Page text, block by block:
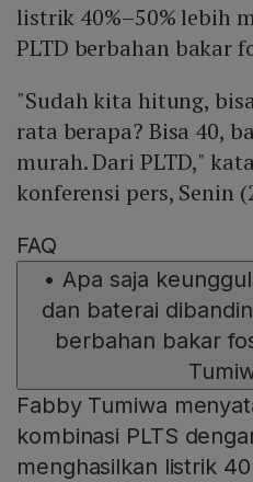
listrik 40%–50% lebih
PLTD berbahan bakar
"Sudah kita hitung,
rata berapa? Bisa 40,
murah. Dari PLTD,"
konferensi pers, Senin
FAQ
• Apa saja
dan baterai
berbahan bakar
Fabby Tumiwa
kombinasi PLTS
menghasilkan listrik